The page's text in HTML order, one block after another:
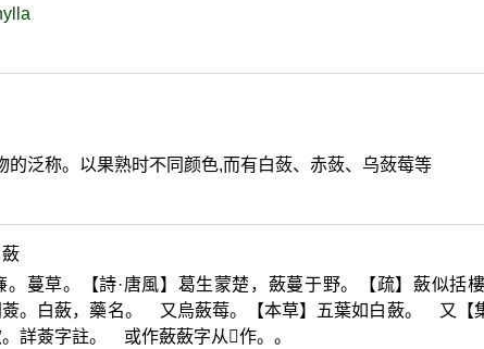
泛称。以果熟时不同颜色,而有白蔹、赤蔹、乌蔹莓等
。蔓草。【詩·唐風】葛生蒙楚，蘞蔓于野。【疏】蘞似
薟。白蘞，藥名。 又烏蘞莓。【本草】五葉如白蘞。 又【
詳薟字註。 或作蘞蘞字从 𣫍作。。